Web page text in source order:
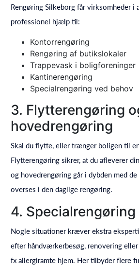
Rengøring Silkeborg får virksomheder i
professionel hjælp til:
Kontorrengøring
Rengøring af butikslokaler
Trappevask i boligforeninger
Kantinerengøring
Specialrengøring ved behov
3. Flytterengøring
hovedrengøring
Skal du flytte, eller trænger boligen til
Flytterengøring sikrer, at du afleverer
og hovedrengøring går i dybden med
overses i den daglige rengøring.
4. Specialrengøring
Nogle situationer kræver ekstra
efter håndværkerbesøg, renovering
fx allergiramte hjem. Her tilbyder flere